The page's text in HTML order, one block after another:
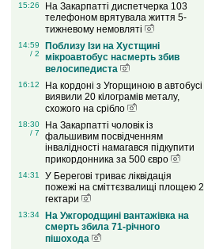
15:26
На Закарпатті диспетчерка 103
телефоном врятувала життя 5-
тижневому немовляті
14:59
/ 2
Поблизу Ізи на Хустщині
мікроавтобус насмерть збив
велосипедиста
16:12
На кордоні з Угорщиною в автобусі
виявили 20 кілограмів металу,
схожого на срібло
18:30
/ 7
На Закарпатті чоловік із
фальшивим посвідченням
інвалідності намагався підкупити
прикордонника за 500 євро
14:31
У Берегові триває ліквідація
пожежі на сміттєзвалищі площею 2
гектари
13:34
На Ужгородщині вантажівка на
смерть збила 71-річного
пішохода